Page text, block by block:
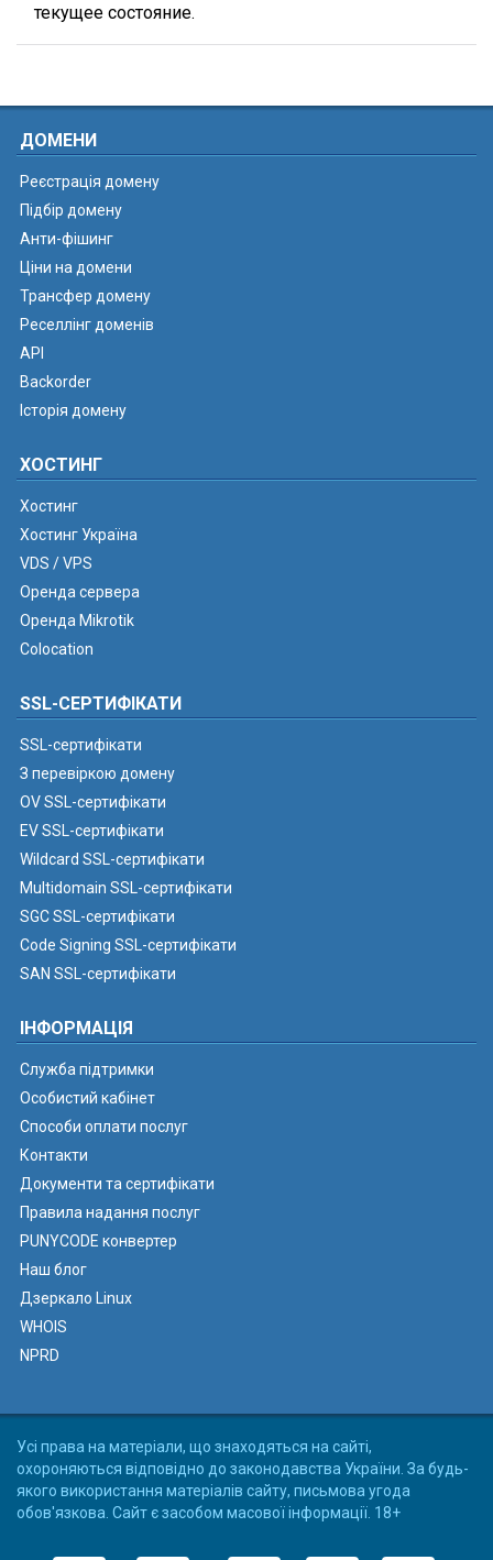
текущее состояние.
ДОМЕНИ
Реєстрація домену
Підбір домену
Анти-фішинг
Ціни на домени
Трансфер домену
Реселлінг доменів
API
Backorder
Історія домену
ХОСТИНГ
Хостинг
Хостинг Україна
VDS / VPS
Оренда сервера
Оренда Mikrotik
Colocation
SSL-СЕРТИФІКАТИ
SSL-сертифікати
З перевіркою домену
OV SSL-сертифікати
EV SSL-сертифікати
Wildcard SSL-сертифікати
Multidomain SSL-сертифікати
SGC SSL-сертифікати
Code Signing SSL-сертифікати
SAN SSL-сертифікати
ІНФОРМАЦІЯ
Служба підтримки
Особистий кабінет
Способи оплати послуг
Контакти
Документи та сертифікати
Правила надання послуг
PUNYCODE конвертер
Наш блог
Дзеркало Linux
WHOIS
NPRD
Усі права на матеріали, що знаходяться на сайті,
охороняються відповідно до законодавства України. За будь-
якого використання матеріалів сайту, письмова угода
обов'язкова. Сайт є засобом масової інформації. 18+